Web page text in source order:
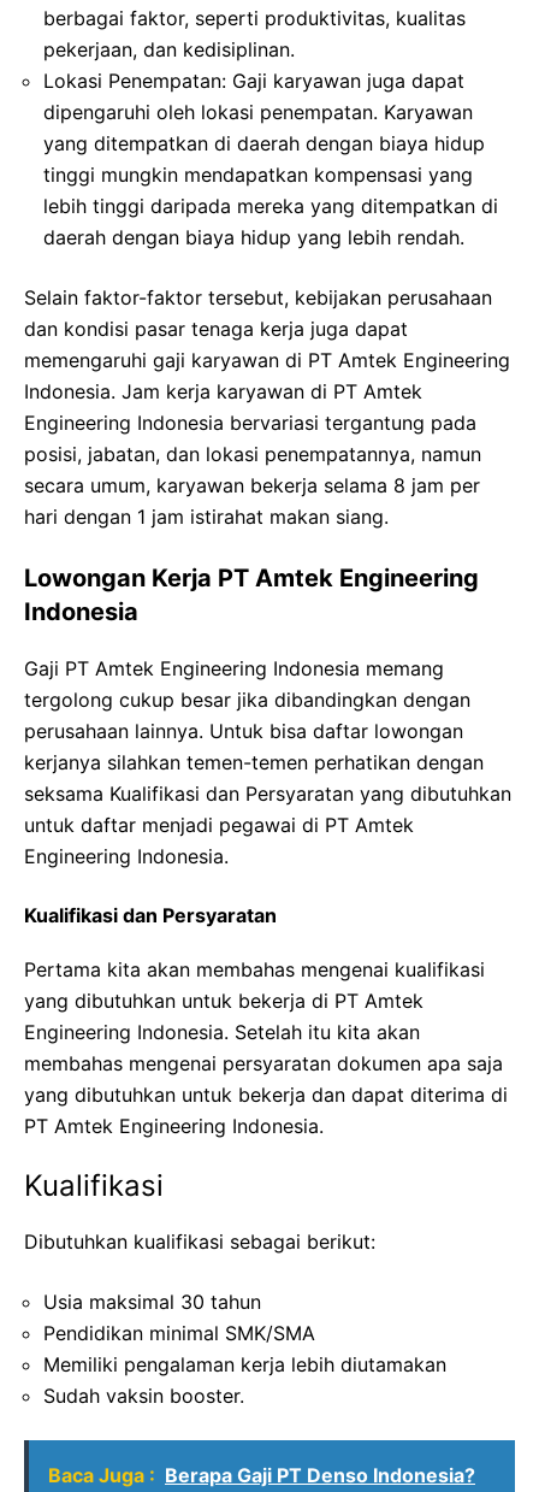
berbagai faktor, seperti produktivitas, kualitas
pekerjaan, dan kedisiplinan.
Lokasi Penempatan: Gaji karyawan juga dapat
dipengaruhi oleh lokasi penempatan. Karyawan
yang ditempatkan di daerah dengan biaya hidup
tinggi mungkin mendapatkan kompensasi yang
lebih tinggi daripada mereka yang ditempatkan di
daerah dengan biaya hidup yang lebih rendah.
Selain faktor-faktor tersebut, kebijakan perusahaan
dan kondisi pasar tenaga kerja juga dapat
memengaruhi gaji karyawan di PT Amtek Engineering
Indonesia. Jam kerja karyawan di PT Amtek
Engineering Indonesia bervariasi tergantung pada
posisi, jabatan, dan lokasi penempatannya, namun
secara umum, karyawan bekerja selama 8 jam per
hari dengan 1 jam istirahat makan siang.
Lowongan Kerja PT Amtek Engineering
Indonesia
Gaji PT Amtek Engineering Indonesia memang
tergolong cukup besar jika dibandingkan dengan
perusahaan lainnya. Untuk bisa daftar lowongan
kerjanya silahkan temen-temen perhatikan dengan
seksama Kualifikasi dan Persyaratan yang dibutuhkan
untuk daftar menjadi pegawai di PT Amtek
Engineering Indonesia.
Kualifikasi dan Persyaratan
Pertama kita akan membahas mengenai kualifikasi
yang dibutuhkan untuk bekerja di PT Amtek
Engineering Indonesia. Setelah itu kita akan
membahas mengenai persyaratan dokumen apa saja
yang dibutuhkan untuk bekerja dan dapat diterima di
PT Amtek Engineering Indonesia.
Kualifikasi
Dibutuhkan kualifikasi sebagai berikut:
Usia maksimal 30 tahun
Pendidikan minimal SMK/SMA
Memiliki pengalaman kerja lebih diutamakan
Sudah vaksin booster.
Baca Juga : Berapa Gaji PT Denso Indonesia?